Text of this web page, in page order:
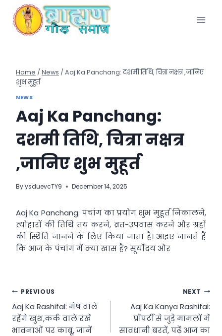
content
Home / News / Aaj Ka Panchang: दशमी तिथि, चित्रा नक्षत्र ,जानिए
शुभ मुहूर्त
NEWS
Aaj Ka Panchang:
दशमी तिथि, चित्रा नक्षत्र
,जानिए शुभ मुहूर्त
ByysduevcTY9 December 14, 2025
Aaj Ka Panchang: पंचांग का प्रयोग शुभ मुहूर्त निकालने,
त्योहारों की तिथि तय करने, व्रत-उपवास करने और ग्रहों
की स्थिति जानने के लिए किया जाता है। आइए जानते हैं
कि आज के पंचांग में क्या खास है? सूर्योदय और
Post
navigation
PREVIOUS
Aaj Ka Rashifal: मेष वाले
रहेंगे खुश,कर्क वाले रखें
भावनाओं पर काबू, जानें
NEXT
Aaj Ka Kanya Rashifal:
प्रॉपर्टी से जुड़े मामलों में
सावधानी बरतें, पढ़ें आज का